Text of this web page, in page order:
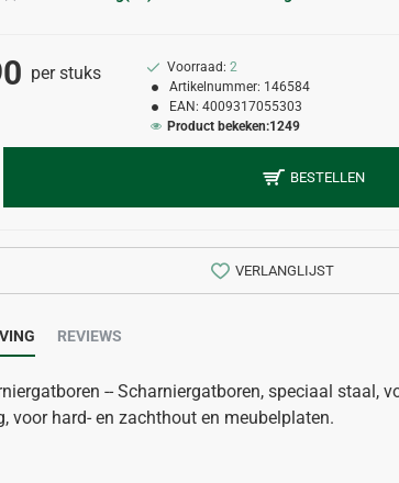
per stuks Voorraad: 2
Artikelnummer: 146584
EAN: 4009317055303
Product bekeken:1249
BESTELLEN
VERLANGLIJST
REVIEWS
-- Scharniergatboren, speciaal staal,
voor hard- en zachthout en meubelplaten.